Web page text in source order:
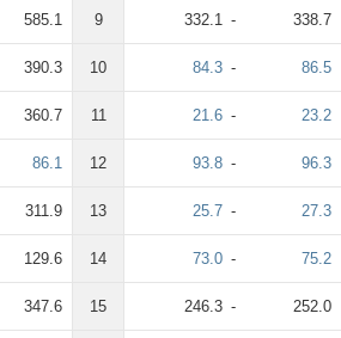
585.1
390.3
360.7
86.1
311.9
129.6
347.6
9 332.1 - 338.7
10 84.3 - 86.5
11 21.6 - 23.2
12 93.8 - 96.3
13 25.7 - 27.3
14 73.0 - 75.2
15 246.3 - 252.0